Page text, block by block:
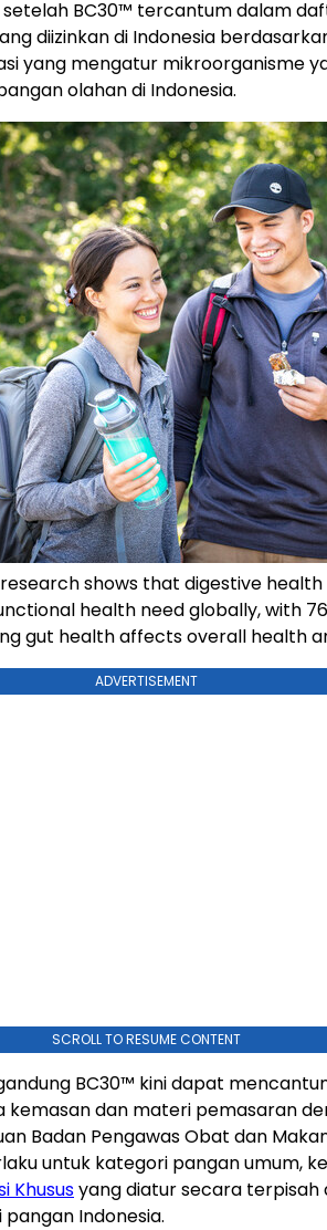
setelah BC30™ tercantum dalam
diizinkan di Indonesia
yang mengatur mikroorganisme
olahan di Indonesia.
shows that digestive
health need globally, with
gut health affects overall health
ADVERTISEMENT
SCROLL TO RESUME CONTENT
BC30™ kini dapat
kemasan dan materi pemasaran
Badan Pengawas Obat dan
untuk kategori pangan umum,
Khususyang diatur secara terpisah
Indonesia.